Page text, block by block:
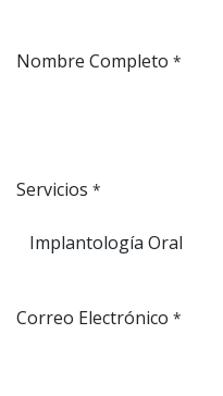
Nombre Completo *
Servicios *
Correo Electrónico *